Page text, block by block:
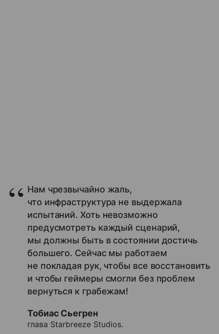
Нам чрезвычайно жаль,
что инфраструктура не выдержала
испытаний. Хоть невозможно
предусмотреть каждый сценарий,
мы должны быть в состоянии достичь
большего. Сейчас мы работаем
не покладая рук, чтобы все восстановить
и чтобы геймеры смогли без проблем
вернуться к грабежам!
Тобиас Сьегрен
глава Starbreeze Studios.